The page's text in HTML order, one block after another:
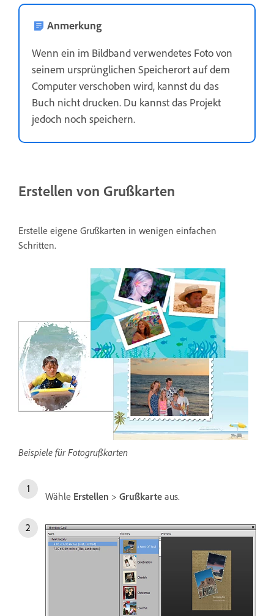
Anmerkung
Wenn ein im Bildband verwendetes Foto von
seinem ursprünglichen Speicherort auf dem
Computer verschoben wird, kannst du das
Buch nicht drucken. Du kannst das Projekt
jedoch noch speichern.
Erstellen von Grußkarten
Erstelle eigene Grußkarten in wenigen einfachen
Schritten.
Beispiele für Fotogrußkarten
Wähle Erstellen > Grußkarte aus.